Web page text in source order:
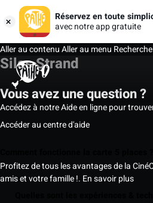
Réservez en toute
avec notre app gratuite
Aller au contenuAller au menu Recherche
Silas Strand
Vous avez une question ?
Accédez à notre Aide en ligne pour
Accéder au centre d'aide
Profitez de tous les avantages de la
amis et votre famille !. En savoir plus